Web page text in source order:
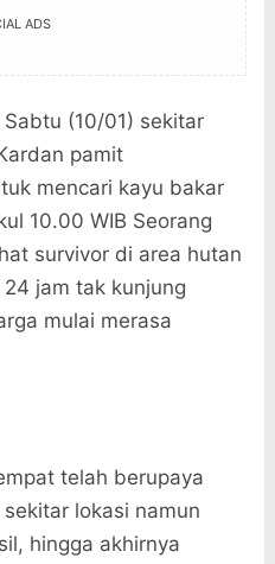
ADS
(10/01) sekitar
pamit
mencari kayu bakar
10.00 WIB Seorang
survivor di area hutan
jam tak kunjung
mulai merasa
telah berupaya
lokasi namun
hingga akhirnya